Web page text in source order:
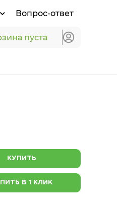
Вопрос-ответ
пуста
КУПИТЬ
В 1 КЛИК